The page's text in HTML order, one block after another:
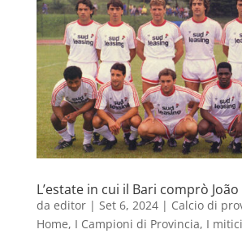
L’estate in cui il Bari comprò
da editor| Set 6, 2024| Calcio di
Home, I Campioni di Provincia, I